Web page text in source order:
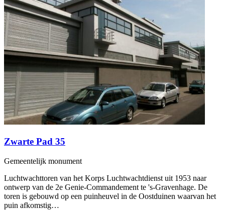
Zwarte Pad 35
Gemeentelijk monument
Luchtwachttoren van het Korps Luchtwachtdienst uit 1953 naar
ontwerp van de 2e Genie-Commandement te 's-Gravenhage. De
toren is gebouwd op een puinheuvel in de Oostduinen waarvan het
puin afkomstig…